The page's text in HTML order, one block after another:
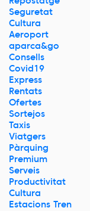
Seguretat
Cultura
Aeroport
aparca&go
Consells
Covid19
Express
Rentats
Ofertes
Sortejos
Taxis
Viatgers
Pàrquing
Premium
Serveis
Productivitat
Cultura
Estacions Tren